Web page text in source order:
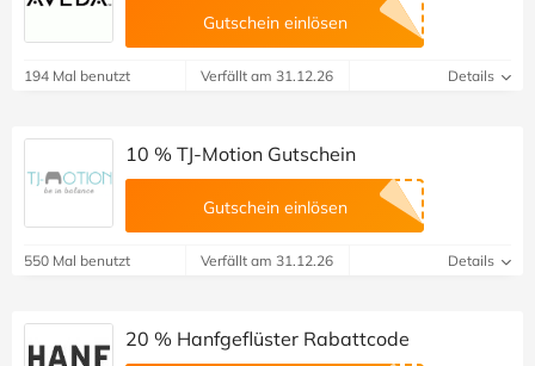
Gutschein einlösen
194 Mal benutzt Verfällt am 31.12.26 Details
10 % TJ-Motion Gutschein
Gutschein einlösen
550 Mal benutzt Verfällt am 31.12.26 Details
20 % Hanfgeflüster Rabattcode